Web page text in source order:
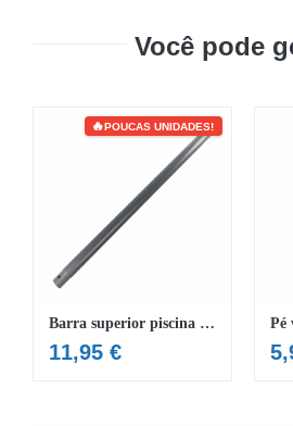
Você pode
POUCAS UNIDADES!
Barra superior piscina de 488 x 122 cm
11,95 €